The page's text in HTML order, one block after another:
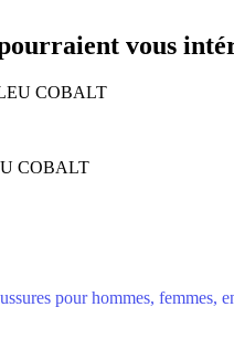
vous
COBALT